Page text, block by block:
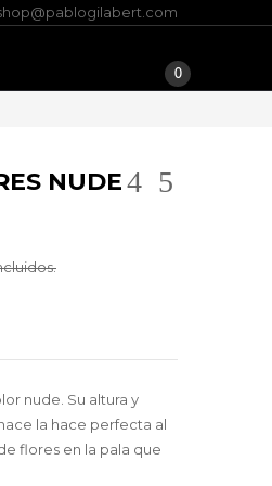
0
NUDE
nude. Su altura y
la hace perfecta al
flores en la pala que